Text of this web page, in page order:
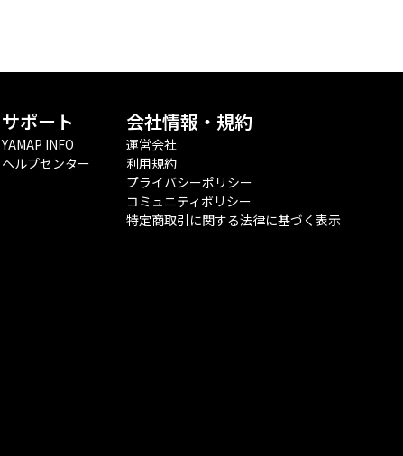
サポート
YAMAP INFO
ヘルプセンター
会社情報・規約
運営会社
利用規約
プライバシーポリシー
コミュニティポリシー
特定商取引に関する法律に基づく表示